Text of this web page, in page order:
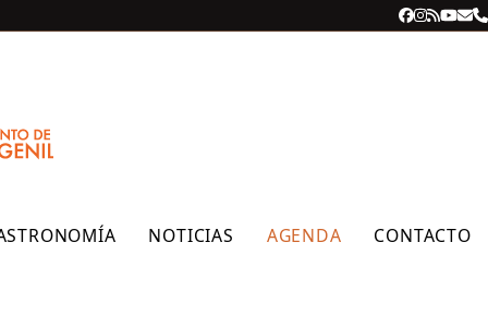
Facebook
RSS
NOTICIAS AGENDA CONTACTO